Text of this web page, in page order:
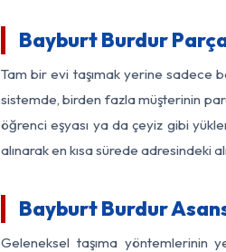
Bayburt Burdur
Tam bir evi taşımak yerine sadece
sistemde, birden fazla müşterinin
öğrenci eşyası ya da çeyiz gibi
alınarak en kısa sürede adresindeki
Bayburt Burdur
Geleneksel taşıma yöntemlerinin